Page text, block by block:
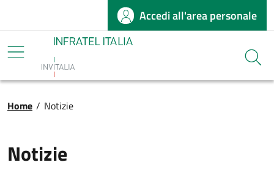
Salta al contenuto principaleAccedi all'area personale
Infratel
Briciole di pane
Home / Notizie
Notizie